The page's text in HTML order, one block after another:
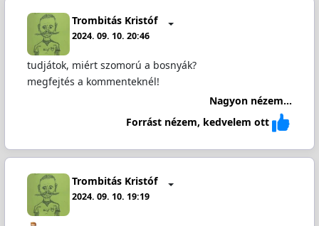
Trombitás Kristóf
2024. 09. 10. 20:46
tudjátok, miért szomorú a bosnyák?
megfejtés a kommenteknél!
Nagyon nézem...
Forrást nézem, kedvelem ott
Trombitás Kristóf
2024. 09. 10. 19:19